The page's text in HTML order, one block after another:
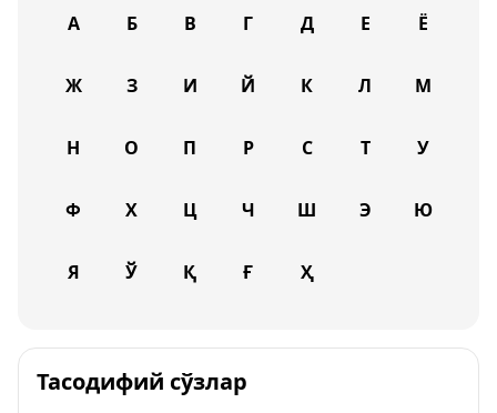
А Б В Г Д Е Ё
Ж З И Й К Л М
Н О П Р С Т У
Ф Х Ц Ч Ш Э Ю
Я Ў Қ Ғ Ҳ
Тасодифий сўзлар